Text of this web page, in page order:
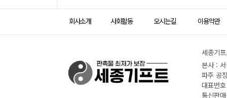
회사소개 사회활동 오시는길 이용약관
세종기
본사 :
파주 공
대표번
통신판